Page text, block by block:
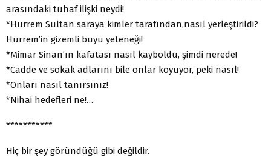
arasındaki tuhaf ilişki neydi!
*Hürrem Sultan saraya kimler tarafından,nasıl yerleştirildi?
Hürrem’in gizemli büyü yeteneği!
*Mimar Sinan’ın kafatası nasıl kayboldu, şimdi nerede!
*Cadde ve sokak adlarını bile onlar koyuyor, peki nasıl!
*Onları nasıl tanırsınız!
*Nihai hedefleri ne!…
***********
Hiç bir şey göründüğü gibi değildir.